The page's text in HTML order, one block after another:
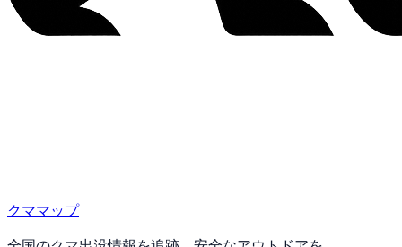
クママップ